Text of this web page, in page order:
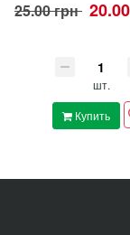
25.00 грн
шт.
Купить